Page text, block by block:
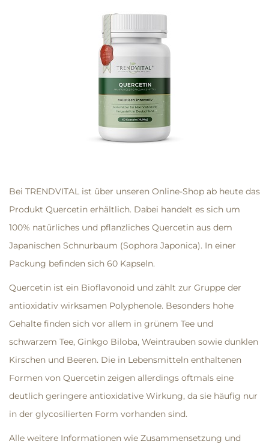
Bei TRENDVITAL ist über unseren Online-Shop ab heute das
Produkt Quercetin erhältlich. Dabei handelt es sich um
100% natürliches und pflanzliches Quercetin aus dem
Japanischen Schnurbaum (Sophora Japonica). In einer
Packung befinden sich 60 Kapseln.
Quercetin ist ein Bioflavonoid und zählt zur Gruppe der
antioxidativ wirksamen Polyphenole. Besonders hohe
Gehalte finden sich vor allem in grünem Tee und
schwarzem Tee, Ginkgo Biloba, Weintrauben sowie dunklen
Kirschen und Beeren. Die in Lebensmitteln enthaltenen
Formen von Quercetin zeigen allerdings oftmals eine
deutlich geringere antioxidative Wirkung, da sie häufig nur
in der glycosilierten Form vorhanden sind.
Alle weitere Informationen wie Zusammensetzung und